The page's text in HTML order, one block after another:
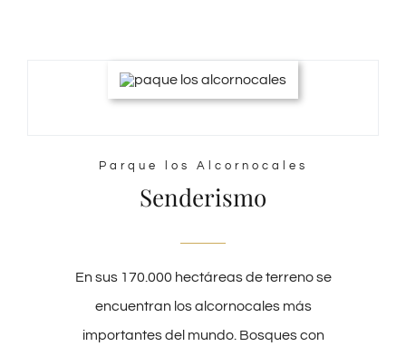
Parque los Alcornocales
Senderismo
En sus 170.000 hectáreas de terreno se
encuentran los alcornocales más
importantes del mundo. Bosques con